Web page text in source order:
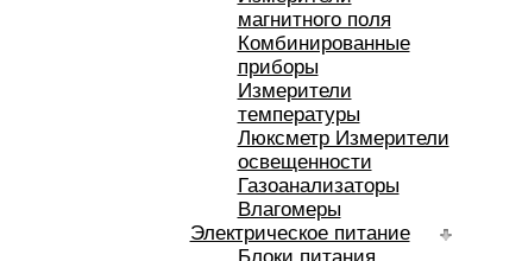
магнитного поля
Комбинированные
приборы
Измерители
температуры
Люксметр Измерители
освещенности
Газоанализаторы
Влагомеры
Электрическое питание